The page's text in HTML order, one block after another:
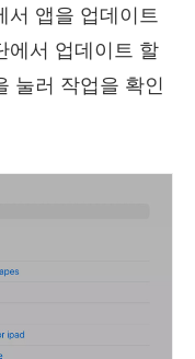
서 앱을 업데이트
에서 업데이트 할
눌러 작업을 확인